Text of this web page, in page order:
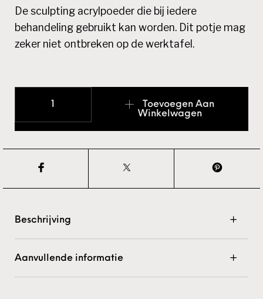
De sculpting acrylpoeder die bij iedere
behandeling gebruikt kan worden. Dit potje mag
zeker niet ontbreken op de werktafel.
Toevoegen Aan
Winkelwagen
Beschrijving
Aanvullende informatie